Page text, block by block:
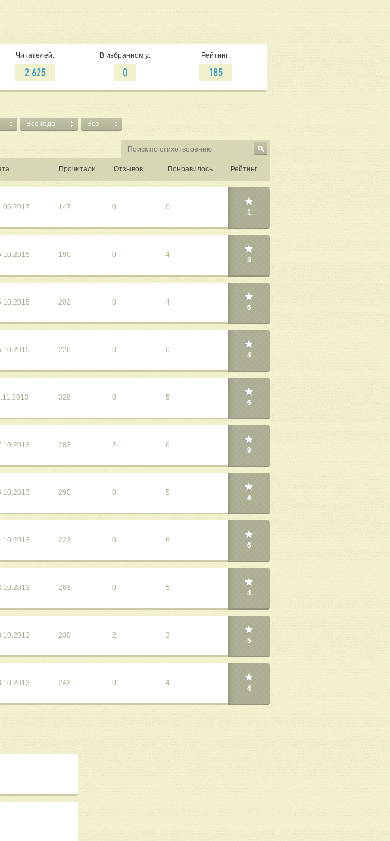
Читателей:
2 625
В избранном у:
0
Рейтинг:
185
Все года Все
Прочитали Отзывов Понравилось Рейтинг
147 0 0
1
190 0 4
5
202 0 4
6
226 0 0
4
328 0 5
6
283 2 6
9
290 0 5
4
223 0 8
6
263 0 5
4
230 2 3
5
243 0 4
4